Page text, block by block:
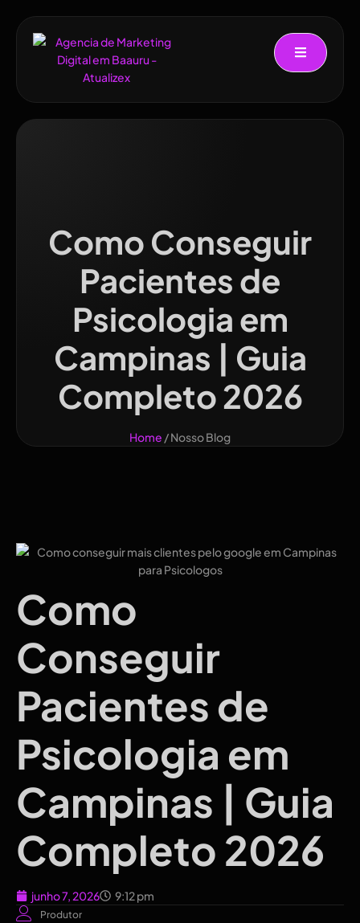
Como Conseguir
Pacientes de
Psicologia em
Campinas | Guia
Completo 2026
Home / Nosso Blog
Como
Conseguir
Pacientes de
Psicologia em
Campinas | Guia
Completo 2026
junho 7, 2026 9:12 pm
Produtor